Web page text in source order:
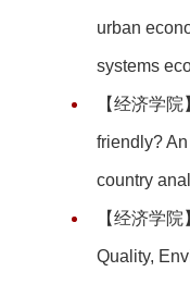
urban
systems
【经济学
friendly?
country
【经济学
Quality,